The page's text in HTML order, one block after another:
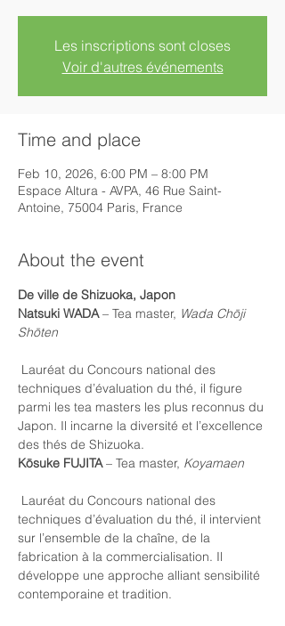
Les inscriptions sont closes
Voir d'autres événements
Time and place
Feb 10, 2026, 6:00 PM – 8:00 PM
Espace Altura - AVPA, 46 Rue Saint-
Antoine, 75004 Paris, France
About the event
De ville de Shizuoka, Japon
Natsuki WADA – Tea master, Wada Chōji
Shōten
techniques d’évaluation du thé, il figure
parmi les tea masters les plus reconnus du
Japon. Il incarne la diversité et l’excellence
des thés de Shizuoka.
Kōsuke FUJITA – Tea master, Koyamaen
techniques d’évaluation du thé, il intervient
sur l’ensemble de la chaîne, de la
fabrication à la commercialisation. Il
développe une approche alliant sensibilité
contemporaine et tradition.